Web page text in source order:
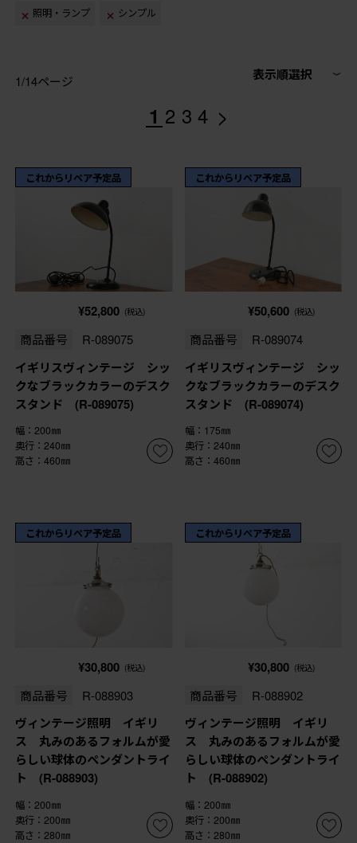
照明・ランプ シンプル
1/14ページ 表示順選択
1 2 3 4 >
これからリペア予定品
¥52,800 (税込)
商品番号 R-089075
イギリスヴィンテージ シッ
クなブラックカラーのデスク
スタンド (R-089075)
幅：200㎜
奥行：240㎜
高さ：460㎜
これからリペア予定品
¥50,600 (税込)
商品番号 R-089074
イギリスヴィンテージ シッ
クなブラックカラーのデスク
スタンド (R-089074)
幅：175㎜
奥行：240㎜
高さ：460㎜
これからリペア予定品
¥30,800 (税込)
商品番号 R-088903
ヴィンテージ照明 イギリ
ス 丸みのあるフォルムが愛
らしい球体のペンダントライ
ト (R-088903)
幅：200㎜
奥行：200㎜
高さ：280㎜
これからリペア予定品
¥30,800 (税込)
商品番号 R-088902
ヴィンテージ照明 イギリ
ス 丸みのあるフォルムが愛
らしい球体のペンダントライ
ト (R-088902)
幅：200㎜
奥行：200㎜
高さ：280㎜